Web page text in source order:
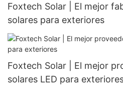
Foxtech Solar | El mejor
solares para exteriores
Foxtech Solar | El mejor
solares LED para